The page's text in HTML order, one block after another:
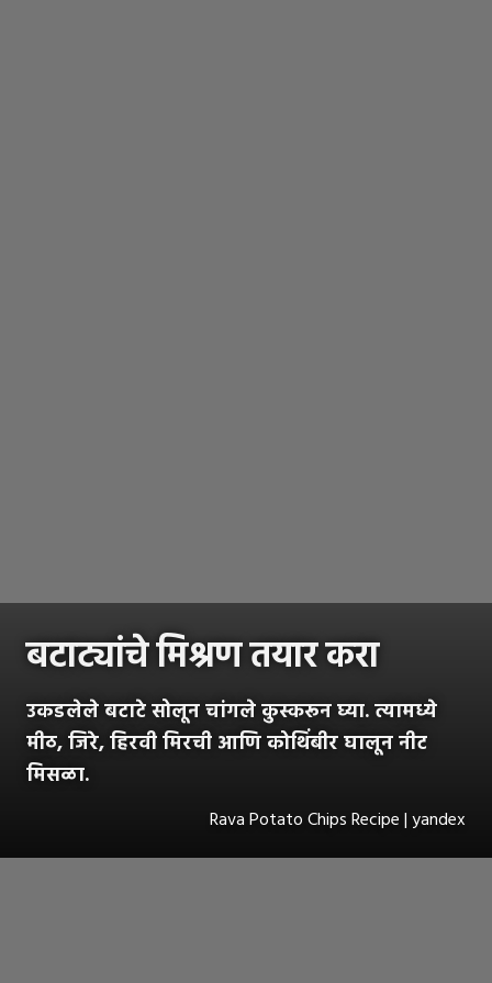
बटाट्यांचे मिश्रण तयार करा
उकडलेले बटाटे सोलून चांगले कुस्करून घ्या. त्यामध्ये
मीठ, जिरे, हिरवी मिरची आणि कोथिंबीर घालून नीट
मिसळा.
Rava Potato Chips Recipe | yandex